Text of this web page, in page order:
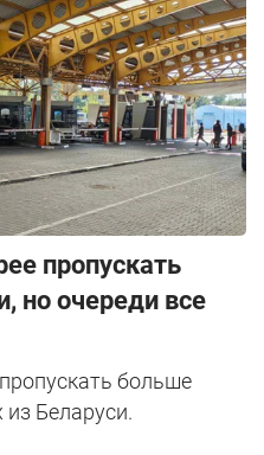
пропускать
но очереди все
больше
Беларуси.